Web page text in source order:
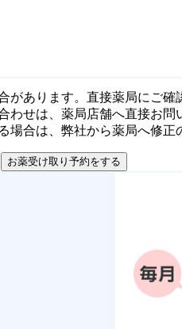
あります。直接薬局にご確
せは、薬局店舗へ直接お問
場合は、弊社から薬局へ修
お薬受け取り予約をする